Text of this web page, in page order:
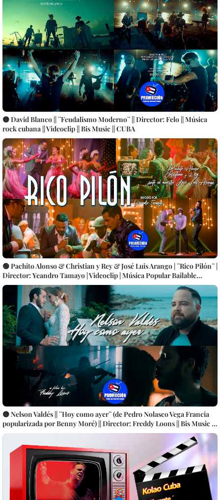
🟡 David Blanco || ¨Feudalismo Moderno¨ || Director: Felo || Música
rock cubana || Videoclip || Bis Music || CUBA
🟢 Pachito Alonso & Christian y Rey & José Luis Arango | ¨Rico Pilón¨ |
Director: Yeandro Tamayo | Videoclip | Música Popular Bailable
Cubana | Artistas Cubanos | Canción | CUBA
🟡 Nelson Valdés || ¨Hoy como ayer¨ (de Pedro Nolasco Vega Francia
popularizada por Benny Moré) || Director: Freddy Loons || Bis Music ||
Música cubana || Videoclip || CUBA